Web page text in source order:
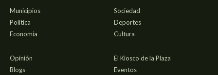
Municipios
Política
Economía
Sociedad
Deportes
Cultura
Opinión
Blogs
El Kiosco de la Plaza
Eventos